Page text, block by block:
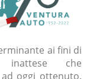
ai fini di
che
oggi ottenuto.